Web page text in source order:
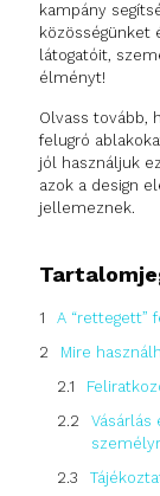
kampány
közösségünket
látogatóit,
élményt!
Olvass tovább,
felugró
jól használjuk
azok a design
jellemeznek.
A “rettegett”
Mire
Vásárlás